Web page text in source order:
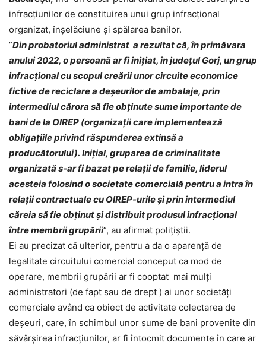
infracţiunilor de constituirea unui grup infracţional
organizat, înşelăciune şi spălarea banilor.
”Din probatoriul administrat a rezultat că, în primăvara
anului 2022, o persoană ar fi iniţiat, în judeţul Gorj, un grup
infracţional cu scopul creării unor circuite economice
fictive de reciclare a deşeurilor de ambalaje, prin
intermediul cărora să fie obţinute sume importante de
bani de la OIREP (organizaţii care implementează
obligaţiile privind răspunderea extinsă a
producătorului). Iniţial, gruparea de criminalitate
organizată s-ar fi bazat pe relaţii de familie, liderul
acesteia folosind o societate comercială pentru a intra în
relaţii contractuale cu OIREP-urile şi prin intermediul
căreia să fie obţinut şi distribuit produsul infracţional
între membrii grupării”, au afirmat poliţiştii.
Ei au precizat că ulterior, pentru a da o aparenţă de
legalitate circuitului comercial conceput ca mod de
operare, membrii grupării ar fi cooptat mai mulţi
administratori (de fapt sau de drept ) ai unor societăţi
comerciale având ca obiect de activitate colectarea de
deşeuri, care, în schimbul unor sume de bani provenite din
săvârşirea infracţiunilor, ar fi întocmit documente în care ar